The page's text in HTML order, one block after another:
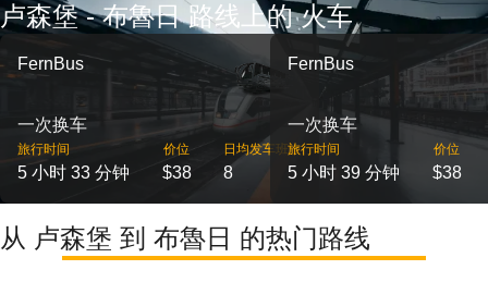
卢森堡 - 布魯日 路线上的 火车
FernBus
一次换车
旅行时间
5 小时 33 分钟
价位
$38
日均发车班次
8
FernBus
一次换车
旅行时间
5 小时 39 分钟
价位
$38
从 卢森堡 到 布魯日 的热门路线